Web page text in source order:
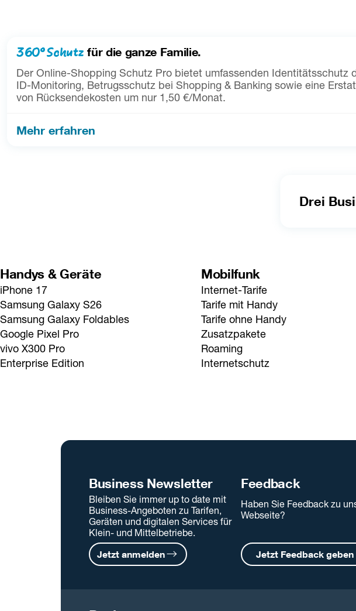
360° Schutz für die ganze Familie.
Der Online-Shopping Schutz Pro bietet umfassenden Identitätsschutz
ID-Monitoring, Betrugsschutz bei Shopping & Banking sowie eine
von Rücksendekosten um nur 1,50 €/Monat.
Mehr erfahren
Drei
Handys & Geräte
iPhone 17
Samsung Galaxy S26
Samsung Galaxy Foldables
Google Pixel Pro
vivo X300 Pro
Enterprise Edition
Mobilfunk
Internet-Tarife
Tarife mit Handy
Tarife ohne Handy
Zusatzpakete
Roaming
Internetschutz
Business Newsletter
Bleiben Sie immer up to date mit
Business-Angeboten zu Tarifen,
Geräten und digitalen Services für
Klein- und Mittelbetriebe.
Jetzt anmelden
Feedback
Haben Sie Feedback zu
Webseite?
Jetzt Feedback geben